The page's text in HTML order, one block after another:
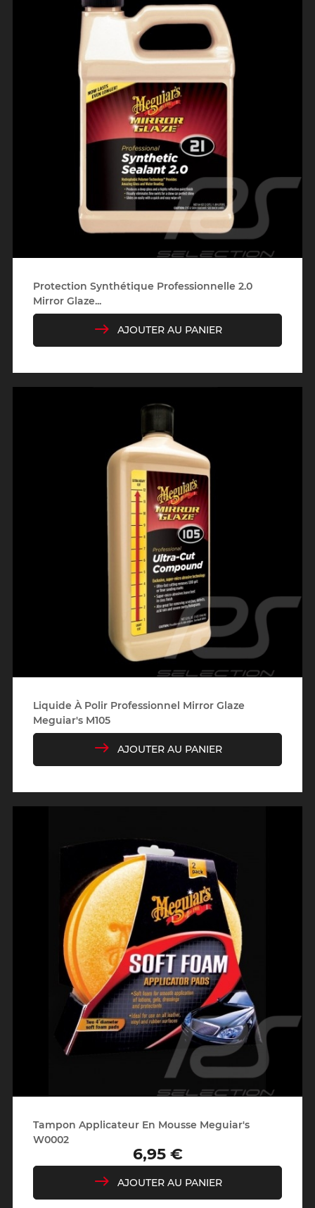
Protection Synthétique Professionnelle 2.0
Mirror Glaze...
AJOUTER AU PANIER
Liquide À Polir Professionnel Mirror Glaze
Meguiar's M105
AJOUTER AU PANIER
Tampon Applicateur En Mousse Meguiar's
W0002
Prix
6,95 €
AJOUTER AU PANIER